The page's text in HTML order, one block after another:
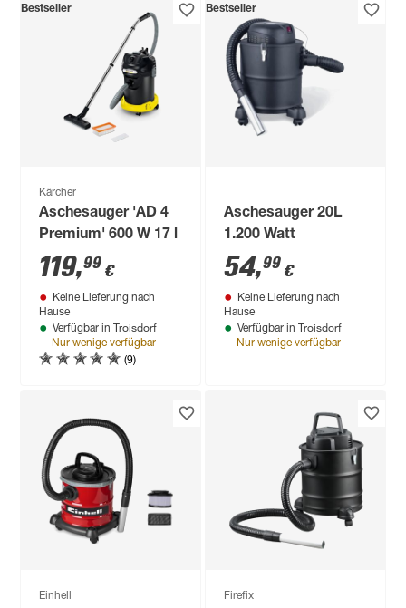
Bestseller
Kärcher
Aschesauger 'AD 4
Premium' 600 W 17 l
119,99 €
Keine Lieferung nach
Hause
Verfügbar in Troisdorf
Nur wenige verfügbar
(9)
Bestseller
Aschesauger 20L
1.200 Watt
54,99 €
Keine Lieferung nach
Hause
Verfügbar in Troisdorf
Nur wenige verfügbar
Einhell Firefix